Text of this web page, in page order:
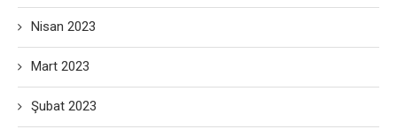
Nisan 2023
Mart 2023
Şubat 2023